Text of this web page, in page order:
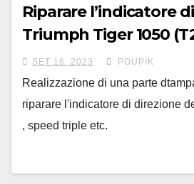
Riparare l’indicatore
Triumph Tiger 1050
SET 16, 2023 POUPIK
Realizzazione di una parte
riparare l'indicatore di direzione
, speed triple etc.